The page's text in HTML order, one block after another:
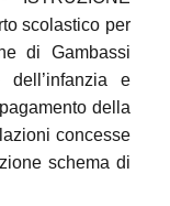
scolastico per
di Gambassi
dell’infanzia e
della
concesse
schema di